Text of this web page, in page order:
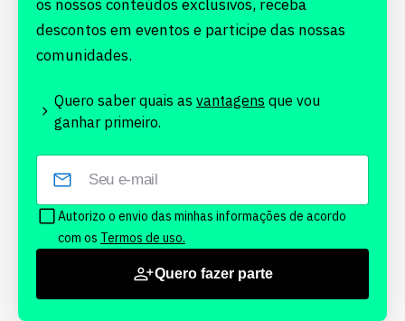
os nossos conteúdos exclusivos, receba
descontos em eventos e participe das nossas
comunidades.
Quero saber quais as vantagens que vou
ganhar primeiro.
Autorizo o envio das minhas informações de acordo
com os Termos de uso.
Quero fazer parte